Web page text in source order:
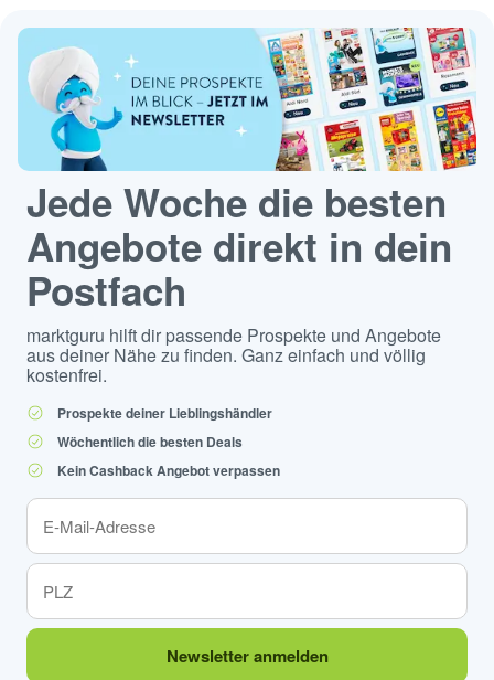
Jede Woche die besten
Angebote direkt in dein
Postfach
marktguru hilft dir passende Prospekte und Angebote
aus deiner Nähe zu finden. Ganz einfach und völlig
kostenfrei.
Prospekte deiner Lieblingshändler
Wöchentlich die besten Deals
Kein Cashback Angebot verpassen
Newsletter anmelden